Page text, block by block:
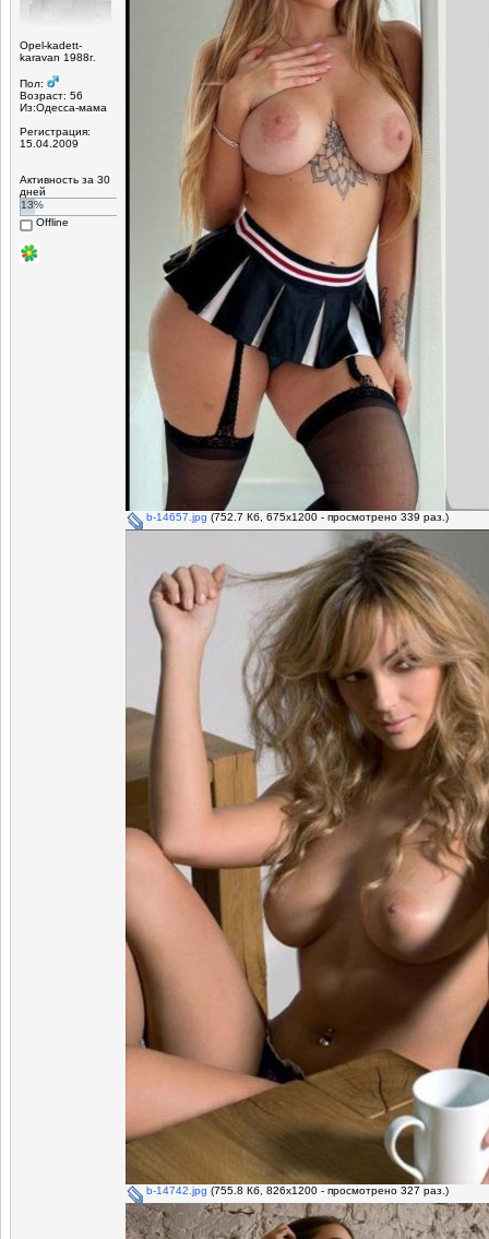
Opel-kadett-
karavan 1988г.
Пол:
Возраст: 56
Из:Одесса-мама
Регистрация:
15.04.2009
Активность за 30
дней
13%
Offline
b-14657.jpg (752.7 Кб, 675x1200 - просмотрено 339 раз.)
b-14742.jpg (755.8 Кб, 826x1200 - просмотрено 327 раз.)